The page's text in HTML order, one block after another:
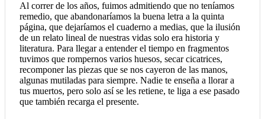
Al correr de los años, fuimos admitiendo que no teníamos
remedio, que abandonaríamos la buena letra a la quinta
página, que dejaríamos el cuaderno a medias, que la ilusión
de un relato lineal de nuestras vidas solo­ era historia y
literatura. Para llegar a entender el tiempo en fragmentos
tuvimos que rompernos varios huesos, secar cicatrices,
recomponer las piezas que se nos cayeron de las manos,
algunas mutiladas para siempre. Nadie te enseña a llorar a
tus muertos, pero solo así se les retiene, te liga a ese pasado
que también recarga el presente.